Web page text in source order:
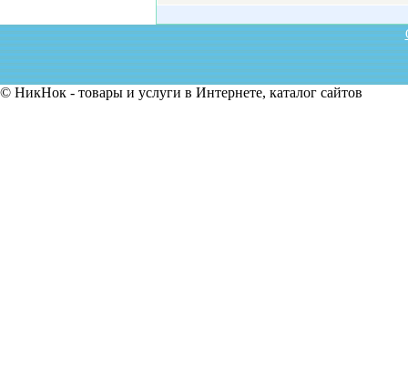
© НикНок - товары и услуги в Интернете, каталог сайтов